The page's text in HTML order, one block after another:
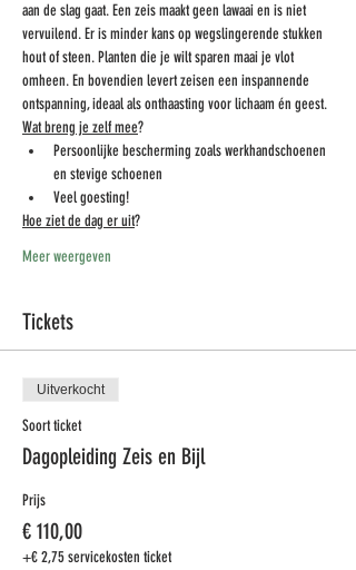
aan de slag gaat. Een zeis maakt geen lawaai en is niet
vervuilend. Er is minder kans op wegslingerende stukken
hout of steen. Planten die je wilt sparen maai je vlot
omheen. En bovendien levert zeisen een inspannende
ontspanning, ideaal als onthaasting voor lichaam én geest.
Wat breng je zelf mee?
Persoonlijke bescherming zoals werkhandschoenen
en stevige schoenen
Veel goesting!
Hoe ziet de dag er uit?
Meer weergeven
Tickets
Uitverkocht
Soort ticket
Dagopleiding Zeis en Bijl
Prijs
€ 110,00
+€ 2,75 servicekosten ticket